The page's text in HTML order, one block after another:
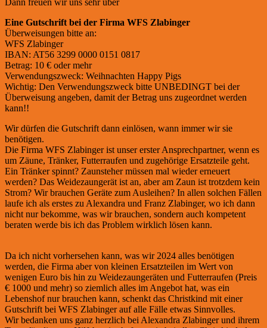
Dann freuen wir uns sehr über
Eine Gutschrift bei der Firma WFS Zlabinger
Überweisungen bitte an:
WFS Zlabinger
IBAN: AT56 3299 0000 0151 0817
Betrag: 10 € oder mehr
Verwendungszweck: Weihnachten Happy Pigs
Wichtig: Den Verwendungszweck bitte UNBEDINGT bei der
Überweisung angeben, damit der Betrag uns zugeordnet werden
kann!!
Wir dürfen die Gutschrift dann einlösen, wann immer wir sie
benötigen.
Die Firma WFS Zlabinger ist unser erster Ansprechpartner, wenn es
um Zäune, Tränker, Futterraufen und zugehörige Ersatzteile geht.
Ein Tränker spinnt? Zaunsteher müssen mal wieder erneuert
werden? Das Weidezaungerät ist an, aber am Zaun ist trotzdem kein
Strom? Wir brauchen Geräte zum Ausleihen? In allen solchen Fällen
laufe ich als erstes zu Alexandra und Franz Zlabinger, wo ich dann
nicht nur bekomme, was wir brauchen, sondern auch kompetent
beraten werde bis ich das Problem wirklich lösen kann.
Da ich nicht vorhersehen kann, was wir 2024 alles benötigen
werden, die Firma aber von kleinen Ersatzteilen im Wert von
wenigen Euro bis hin zu Weidezaungeräten und Futterraufen (Preis
€ 1000 und mehr) so ziemlich alles im Angebot hat, was ein
Lebenshof nur brauchen kann, schenkt das Christkind mit einer
Gutschrift bei WFS Zlabinger auf alle Fälle etwas Sinnvolles.
Wir bedanken uns ganz herzlich bei Alexandra Zlabinger und ihrem